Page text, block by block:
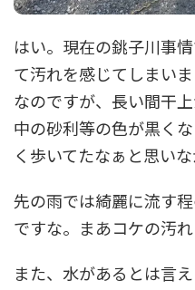
はい。現在の銚子川事
て汚れを感じてしまい
なのですが、長い間干
中の砂利等の色が黒く
く歩いてたなぁと思いな
先の雨では綺麗に流す
ですな。まあコケの汚れ
また、水があるとは言